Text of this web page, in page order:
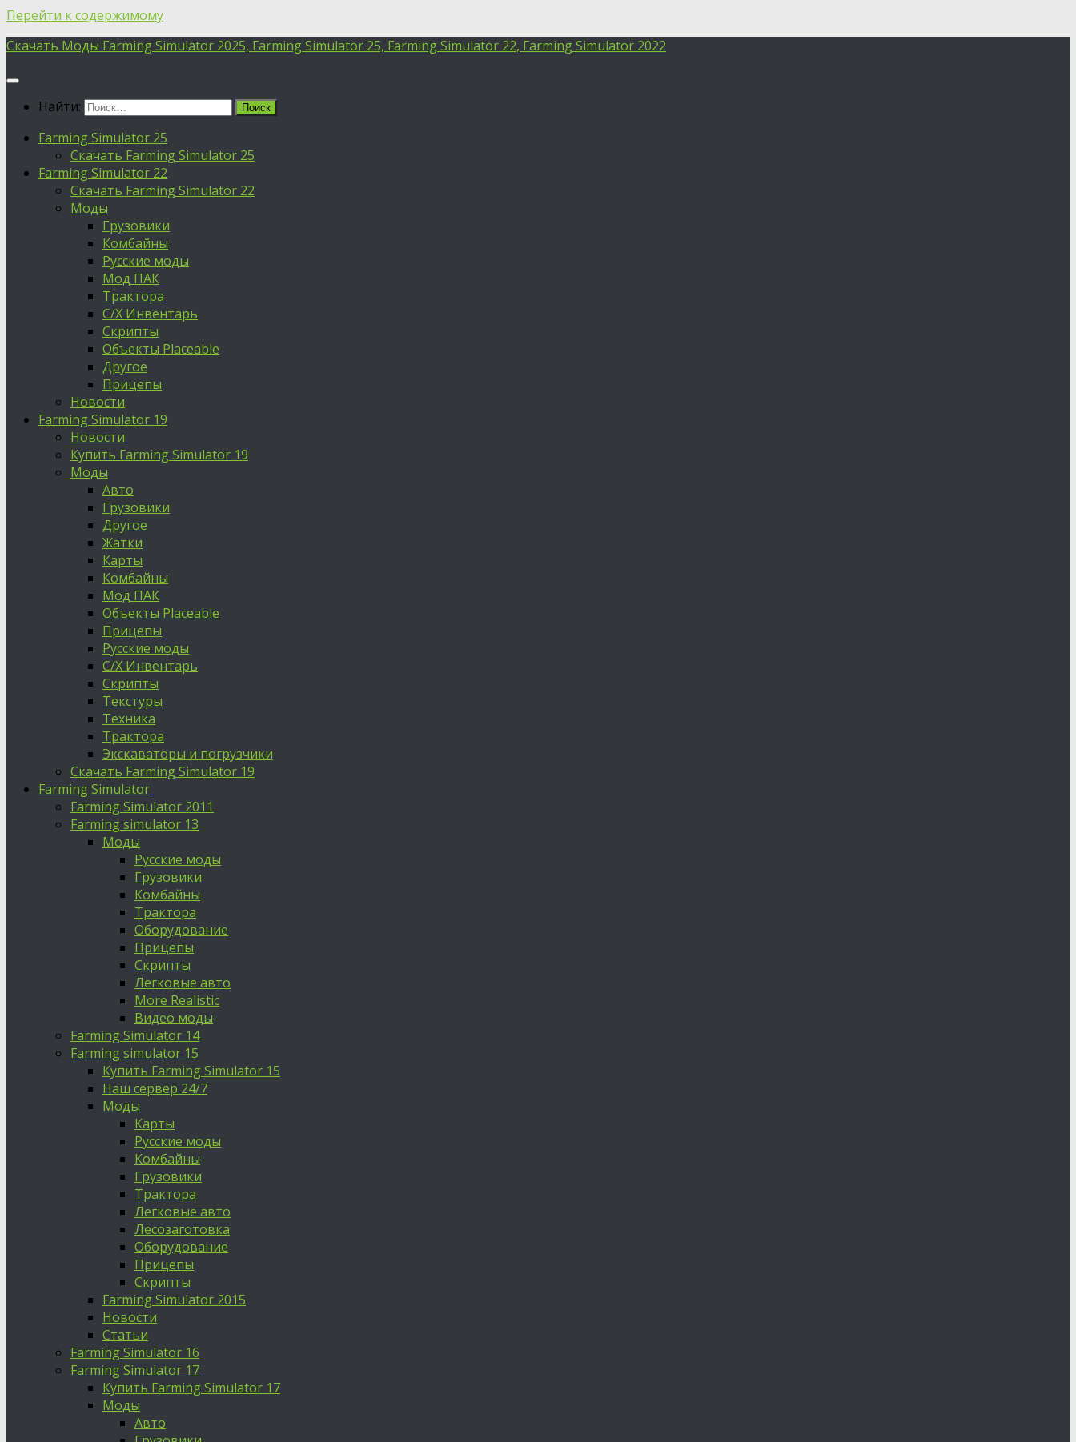
Перейти к содержимому
Скачать Моды Farming Simulator 2025, Farming Simulator 25, Farming Simulator 22, Farming Simulator 2022
Найти:
Farming Simulator 25
Скачать Farming Simulator 25
Farming Simulator 22
Скачать Farming Simulator 22
Моды
Грузовики
Комбайны
Русские моды
Мод ПАК
Трактора
С/Х Инвентарь
Скрипты
Объекты Placeable
Другое
Прицепы
Новости
Farming Simulator 19
Новости
Купить Farming Simulator 19
Моды
Авто
Грузовики
Другое
Жатки
Карты
Комбайны
Мод ПАК
Объекты Placeable
Прицепы
Русские моды
С/Х Инвентарь
Скрипты
Текстуры
Техника
Трактора
Экскаваторы и погрузчики
Скачать Farming Simulator 19
Farming Simulator
Farming Simulator 2011
Farming simulator 13
Моды
Русские моды
Грузовики
Комбайны
Трактора
Оборудование
Прицепы
Скрипты
Легковые авто
More Realistic
Видео моды
Farming Simulator 14
Farming simulator 15
Купить Farming Simulator 15
Наш сервер 24/7
Моды
Карты
Русские моды
Комбайны
Грузовики
Трактора
Легковые авто
Лесозаготовка
Оборудование
Прицепы
Скрипты
Farming Simulator 2015
Новости
Статьи
Farming Simulator 16
Farming Simulator 17
Купить Farming Simulator 17
Моды
Авто